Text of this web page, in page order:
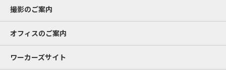
撮影のご案内
オフィスのご案内
ワーカーズサイト